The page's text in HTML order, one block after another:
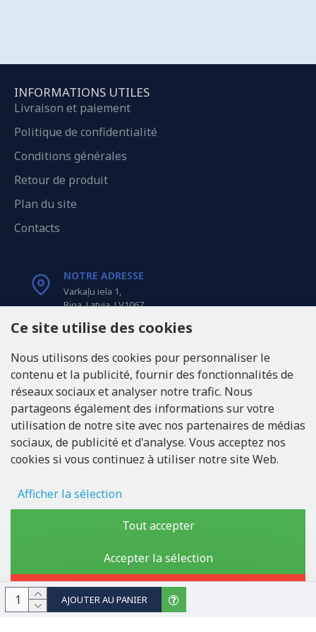
AJOUTER AU PANIER
INFORMATIONS UTILES
Livraison et paiement
Politique de confidentialité
Conditions générales
Retour de produit
Plan du site
Contacts
NOTRE ADRESSE
Varkaļu iela 1,
Riga, Latvia, LV1067
Tel: +371 20371100
INFO@LUKONS.COM
COORDONNÉES DE L'ENTREPRISE
RITONE Sarl
Numéro de TVA LV40103717618
Copyright © 2019 - 2026, lukons.com, Tous droits réservés
Ce site utilise des cookies
Nous utilisons des cookies pour personnaliser le
contenu et la publicité, fournir des fonctionnalités de
réseaux sociaux et analyser notre trafic. Nous
partageons également des informations sur votre
utilisation de notre site avec nos partenaires de médias
sociaux, de publicité et d'analyse. Vous acceptez nos
cookies si vous continuez à utiliser notre site Web.
Afficher la sélection
Stockage des publicités
Données d'utilisateur
Personnalisation publicitaire
Tout accepter
Accepter la sélection
Rejeter